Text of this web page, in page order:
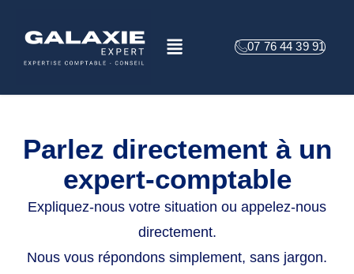
contenu
Menu 07 76 44 39 91
Parlez directement à un
expert-comptable
Expliquez-nous votre situation ou appelez-nous
directement.
Nous vous répondons simplement, sans jargon.